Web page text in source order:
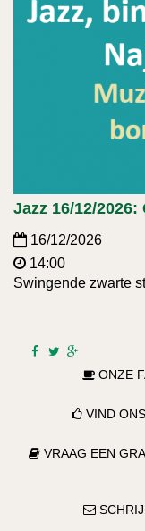
Jazz 16/12/
16/12/2026
14:00
Swingende zwarte
ONZE
VIND
VRAAG EEN